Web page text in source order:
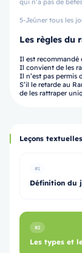
qui n’a pas de
5-Jeûner tous les
Les règles du
Il est recommandé
Il convient de les
Il n’est pas permis
S’il le retarde au
de les rattraper
Leçons textuelles
#1
Définition du
#2
Les types et